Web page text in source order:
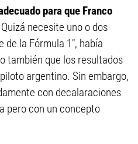
para que Franco
necesite uno o dos
de la Fórmula 1", había
también que los resultados
argentino. Sin embargo,
con decalaraciones
pero con un concepto